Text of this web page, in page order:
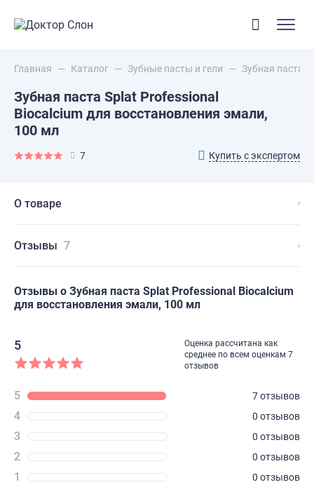
Главная — Каталог — Зубные пасты и гели — Зубная паста
Зубная паста Splat Professional
Biocalcium для восстановления эмали,
100 мл
7 Купить с экспертом
О товаре
Отзывы 7
Отзывы о Зубная паста Splat Professional Biocalcium
для восстановления эмали, 100 мл
5
Оценка рассчитана как
среднее по всем оценкам 7
отзывов
5 7 отзывов
4 0 отзывов
3 0 отзывов
2 0 отзывов
1 0 отзывов